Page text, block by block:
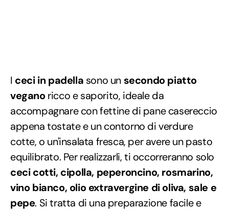
I ceci in padella sono un secondo piatto
veganoricco e saporito, ideale da
accompagnare con fettine di pane casereccio
appena tostate e un contorno di verdure
cotte, o un'insalata fresca, per avere un pasto
equilibrato. Per realizzarli, ti occorreranno solo
ceci cotti, cipolla, peperoncino, rosmarino,
vino bianco, olio extravergine di oliva, sale e
pepe. Si tratta di una preparazione facile e